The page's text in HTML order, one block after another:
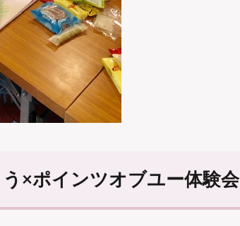
×ポインツオブユー体験会